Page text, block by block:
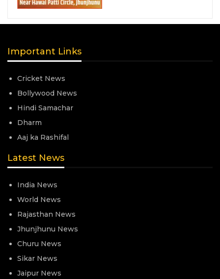
Important Links
Cricket News
Bollywood News
Hindi Samachar
Dharm
Aaj ka Rashifal
Latest News
India News
World News
Rajasthan News
Jhunjhunu News
Churu News
Sikar News
Jaipur News